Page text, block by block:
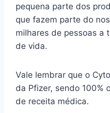
pequena parte dos
que fazem parte do
milhares de pessoas a
de vida.
Vale lembrar que o
da Pfizer, sendo 100%
de receita médica.